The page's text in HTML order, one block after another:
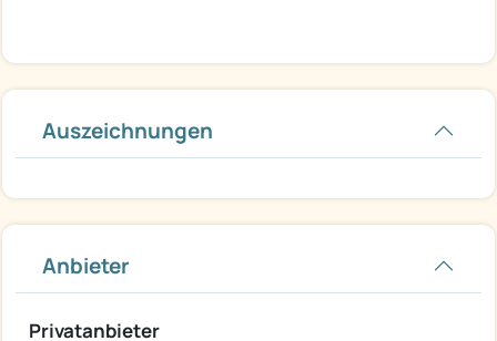
Auszeichnungen
Anbieter
Privatanbieter